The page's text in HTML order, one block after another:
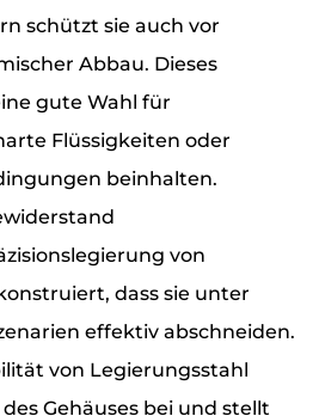
schützt sie auch vor
Abbau. Dieses
gute Wahl für
Flüssigkeiten oder
beinhalten.
von
dass sie unter
effektiv abschneiden.
von Legierungsstahl
Gehäuses bei und stellt